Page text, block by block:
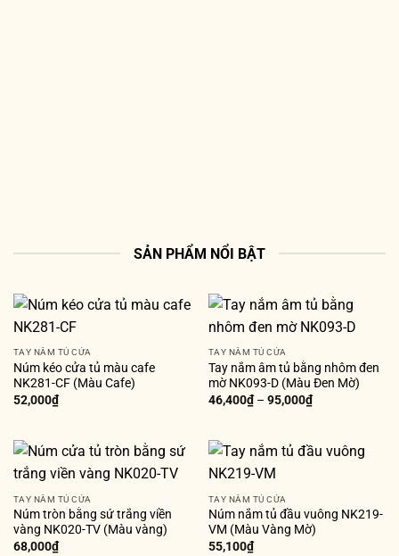
SẢN PHẨM NỔI BẬT
TAY NẮM TỦ CỬA
Núm kéo cửa tủ màu cafe
NK281-CF (Màu Cafe)
52,000₫
TAY NẮM TỦ CỬA
Tay nắm âm tủ bằng nhôm đen
mờ NK093-D (Màu Đen Mờ)
46,400₫– 95,000₫
TAY NẮM TỦ CỬA
Núm tròn bằng sứ trắng viền
vàng NK020-TV (Màu vàng)
68,000₫
TAY NẮM TỦ CỬA
Núm nắm tủ đầu vuông NK219-
VM (Màu Vàng Mờ)
55,100₫